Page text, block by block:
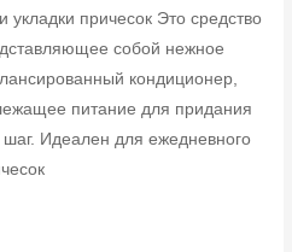
причесок Это средство
собой нежное
кондиционер,
питание для придания
Идеален для ежедневного